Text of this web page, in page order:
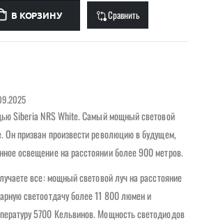
В КОРЗИНУ Сравнить
Siberia NRS White. Самый мощный световой
Он призван произвести революцию в будущем,
освещение на расстоянии более 900 метров.
все: мощный световой луч на расстояние
светоотдачу более 11 800 люмен и
5700 Кельвинов. Мощность светодиодов